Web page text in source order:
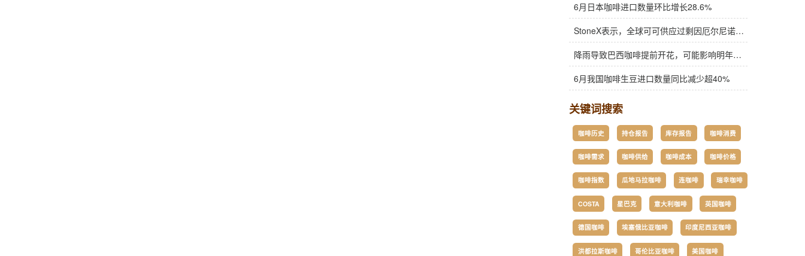
6月日本咖啡进口数量环比增长28.6%
StoneX表示，全球可可供应过剩因厄尔尼诺而萎缩
降雨导致巴西咖啡提前开花，可能影响明年产量，造成近期价格波动极不稳定
6月我国咖啡生豆进口数量同比减少超40%
关键词搜索
咖啡历史 持仓报告 库存报告 咖啡消费
咖啡需求 咖啡供给 咖啡成本 咖啡价格
咖啡指数 瓜地马拉咖啡 连咖啡 瑞幸咖啡
COSTA 星巴克 意大利咖啡 英国咖啡
德国咖啡 埃塞俄比亚咖啡 印度尼西亚咖啡
洪都拉斯咖啡 哥伦比亚咖啡 美国咖啡